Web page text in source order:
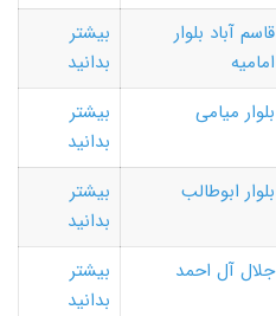
قاسم آباد بلوار
امامیه
بیشتر
بدانید
بلوار میامی
بیشتر
بدانید
بلوار ابوطالب
بیشتر
بدانید
جلال آل احمد
بیشتر
بدانید